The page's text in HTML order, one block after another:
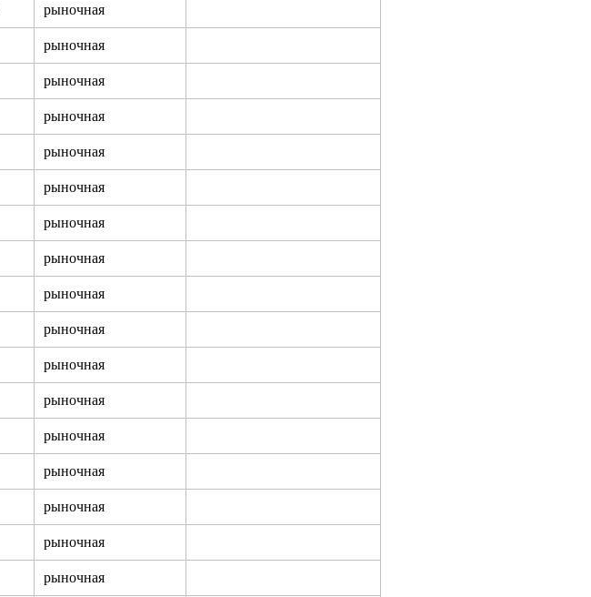
рыночная
рыночная
рыночная
рыночная
рыночная
рыночная
рыночная
рыночная
рыночная
рыночная
рыночная
рыночная
рыночная
рыночная
рыночная
рыночная
рыночная